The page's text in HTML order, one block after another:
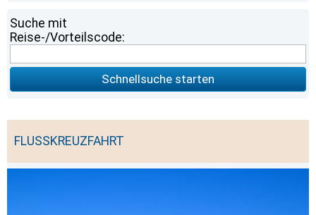
Suche mit
Reise-/Vorteilscode:
Schnellsuche starten
FLUSSKREUZFAHRT